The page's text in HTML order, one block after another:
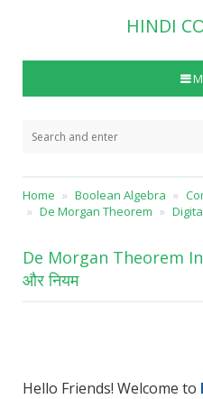
HINDI
Home Boolean Algebra
De Morgan Theorem
De Morgan Theorem In
और नियम
Hello Friends! Welcome to